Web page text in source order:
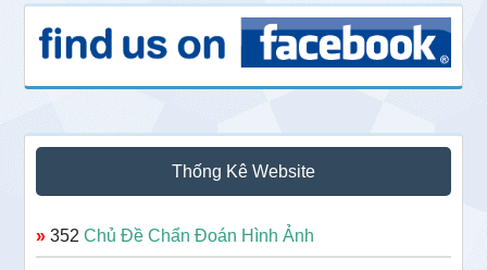
Thống Kê Website
» 352Chủ Đề Chẩn Đoán Hình Ảnh